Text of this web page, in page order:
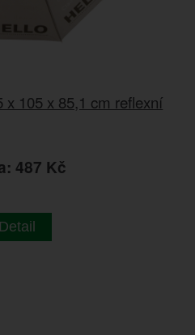
x 105 x 85,1 cm reflexní
487 Kč
Detail